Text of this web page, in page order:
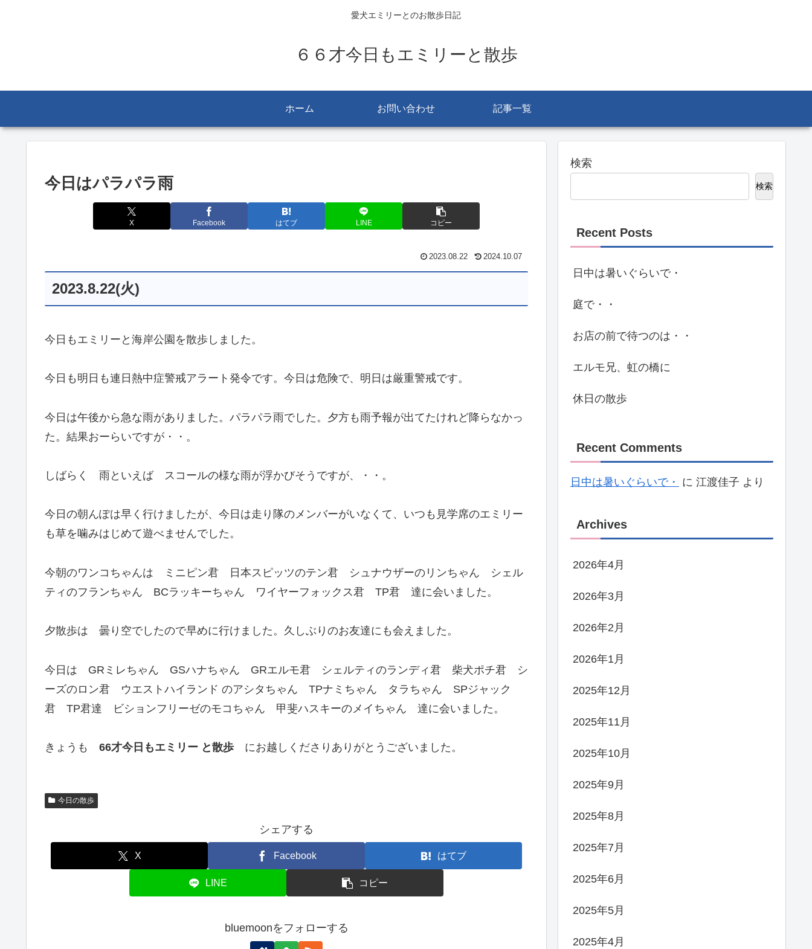
愛犬エミリーとのお散歩日記
６６才今日もエミリーと散歩
ホーム お問い合わせ 記事一覧
今日はパラパラ雨
X Facebook はてブ LINE コピー
2023.08.22 2024.10.07
2023.8.22(火)
今日もエミリーと海岸公園を散歩しました。
今日も明日も連日熱中症警戒アラート発令です。今日は危険で、明日は厳重警戒です。
今日は午後から急な雨がありました。パラパラ雨でした。夕方も雨予報が出てたけれど降らなかっ
た。結果おーらいですが・・。
しばらく 雨といえば スコールの様な雨が浮かびそうですが、・・。
今日の朝んぽは早く行けましたが、今日は走り隊のメンバーがいなくて、いつも見学席のエミリー
も草を噛みはじめて遊べませんでした。
今朝のワンコちゃんは ミニピン君 日本スピッツのテン君 シュナウザーのリンちゃん シェル
ティのフランちゃん BCラッキーちゃん ワイヤーフォックス君 TP君 達に会いました。
夕散歩は 曇り空でしたので早めに行けました。久しぶりのお友達にも会えました。
今日は GRミレちゃん GSハナちゃん GRエルモ君 シェルティのランディ君 柴犬ポチ君 シ
ーズのロン君 ウエストハイランド のアシタちゃん TPナミちゃん タラちゃん SPジャック
君 TP君達 ビションフリーゼのモコちゃん 甲斐ハスキーのメイちゃん 達に会いました。
きょうも 66才今日もエミリー と散歩 にお越しくださりありがとうございました。
今日の散歩
シェアする
X Facebook はてブ
LINE コピー
bluemoonをフォローする
検索
検索
Recent Posts
日中は暑いぐらいで・
庭で・・
お店の前で待つのは・・
エルモ兄、虹の橋に
休日の散歩
Recent Comments
日中は暑いぐらいで・ に 江渡佳子 より
Archives
2026年4月
2026年3月
2026年2月
2026年1月
2025年12月
2025年11月
2025年10月
2025年9月
2025年8月
2025年7月
2025年6月
2025年5月
2025年4月